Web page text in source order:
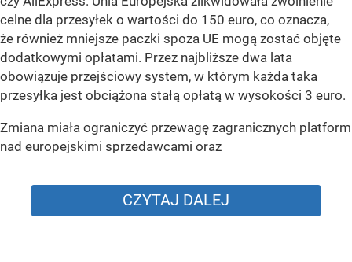
celne dla przesyłek o wartości do 150 euro, co oznacza,
że również mniejsze paczki spoza UE mogą zostać objęte
dodatkowymi opłatami. Przez najbliższe dwa lata
obowiązuje przejściowy system, w którym każda taka
przesyłka jest obciążona stałą opłatą w wysokości 3 euro.
Zmiana miała ograniczyć przewagę zagranicznych platform
nad europejskimi sprzedawcami oraz
CZYTAJ DALEJ